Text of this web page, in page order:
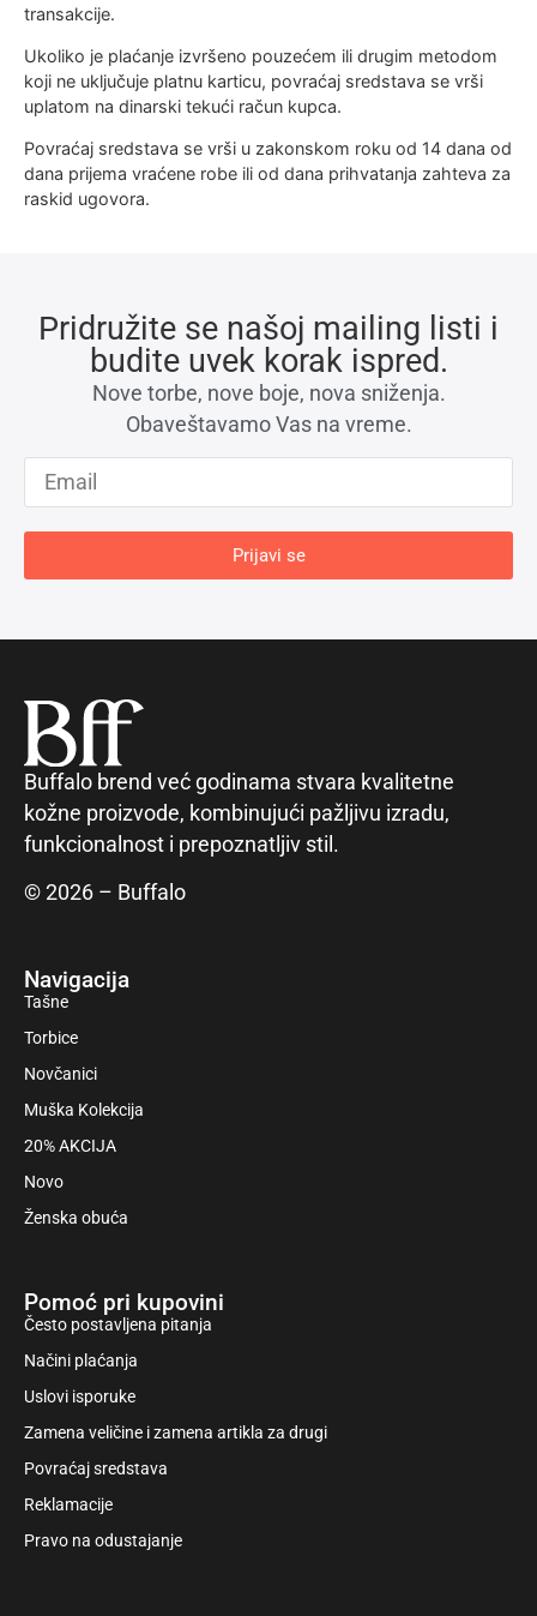
transakcije.
Ukoliko je plaćanje izvršeno pouzećem ili drugim metodom
koji ne uključuje platnu karticu, povraćaj sredstava se vrši
uplatom na dinarski tekući račun kupca.
Povraćaj sredstava se vrši u zakonskom roku od 14 dana od
dana prijema vraćene robe ili od dana prihvatanja zahteva za
raskid ugovora.
Pridružite se našoj mailing listi i
budite uvek korak ispred.
Nove torbe, nove boje, nova sniženja.
Obaveštavamo Vas na vreme.
Prijavi se
Buffalo brend već godinama stvara kvalitetne
kožne proizvode, kombinujući pažljivu izradu,
funkcionalnost i prepoznatljiv stil.
© 2026 – Buffalo
Navigacija
Tašne
Torbice
Novčanici
Muška Kolekcija
20% AKCIJA
Novo
Ženska obuća
Pomoć pri kupovini
Često postavljena pitanja
Načini plaćanja
Uslovi isporuke
Zamena veličine i zamena artikla za drugi
Povraćaj sredstava
Reklamacije
Pravo na odustajanje